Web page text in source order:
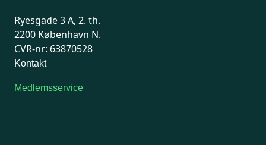
Ryesgade 3 A, 2. th.
2200 København N.
CVR-nr: 63870528
Kontakt
Medlemsservice